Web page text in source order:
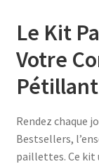
était
Le Kit
Votre
Rendez chaque
Bestsellers,
paillettes. Ce kit